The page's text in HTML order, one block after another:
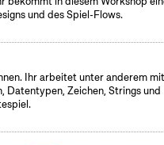
und des Spiel-Flows.
Ihr arbeitet unter anderem mit
Datentypen, Zeichen, Strings und